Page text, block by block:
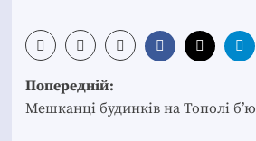
Post
navigation
Попередній:
Мешканці будинків на Тополі